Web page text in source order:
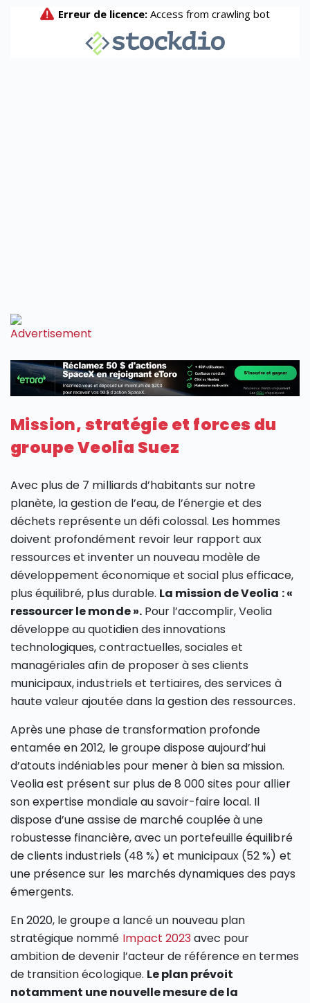
Mission, stratégie et forces du
groupe Veolia Suez
Avec plus de 7 milliards d’habitants sur notre
planète, la gestion de l’eau, de l’énergie et des
déchets représente un défi colossal. Les hommes
doivent profondément revoir leur rapport aux
ressources et inventer un nouveau modèle de
développement économique et social plus efficace,
plus équilibré, plus durable. La mission de Veolia : «
ressourcer le monde ».Pour l’accomplir, Veolia
développe au quotidien des innovations
technologiques, contractuelles, sociales et
managériales afin de proposer à ses clients
municipaux, industriels et tertiaires, des services à
haute valeur ajoutée dans la gestion des ressources.
Après une phase de transformation profonde
entamée en 2012, le groupe dispose aujourd’hui
d’atouts indéniables pour mener à bien sa mission.
Veolia est présent sur plus de 8 000 sites pour allier
son expertise mondiale au savoir-faire local. Il
dispose d’une assise de marché couplée à une
robustesse financière, avec un portefeuille équilibré
de clients industriels (48 %) et municipaux (52 %) et
une présence sur les marchés dynamiques des pays
émergents.
En 2020, le groupe a lancé un nouveau plan
stratégique nommé Impact 2023avec pour
ambition de devenir l’acteur de référence en termes
de transition écologique. Le plan prévoit
notamment une nouvelle mesure de la